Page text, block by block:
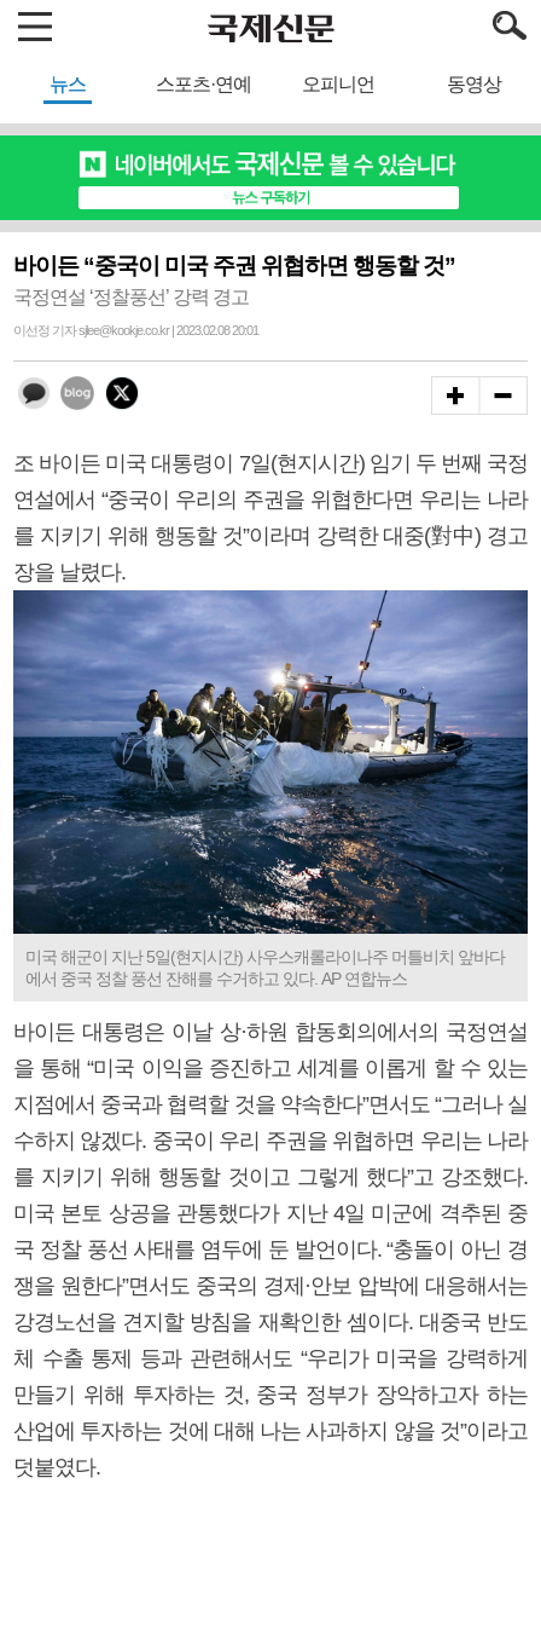
뉴스 스포츠·연예 오피니언 동영상
바이든 “중국이 미국 주권 위협하면 행동할 것”
국정연설 ‘정찰풍선’ 강력 경고
이선정 기자 sjlee@kookje.co.kr | 2023.02.08 20:01
조 바이든 미국 대통령이 7일(현지시간) 임기 두 번째 국정
연설에서 “중국이 우리의 주권을 위협한다면 우리는 나라
를 지키기 위해 행동할 것”이라며 강력한 대중(對中) 경고
장을 날렸다.
미국 해군이 지난 5일(현지시간) 사우스캐롤라이나주 머틀비치 앞바다
에서 중국 정찰 풍선 잔해를 수거하고 있다. AP 연합뉴스
바이든 대통령은 이날 상·하원 합동회의에서의 국정연설
을 통해 “미국 이익을 증진하고 세계를 이롭게 할 수 있는
지점에서 중국과 협력할 것을 약속한다”면서도 “그러나 실
수하지 않겠다. 중국이 우리 주권을 위협하면 우리는 나라
를 지키기 위해 행동할 것이고 그렇게 했다”고 강조했다.
미국 본토 상공을 관통했다가 지난 4일 미군에 격추된 중
국 정찰 풍선 사태를 염두에 둔 발언이다. “충돌이 아닌 경
쟁을 원한다”면서도 중국의 경제·안보 압박에 대응해서는
강경노선을 견지할 방침을 재확인한 셈이다. 대중국 반도
체 수출 통제 등과 관련해서도 “우리가 미국을 강력하게
만들기 위해 투자하는 것, 중국 정부가 장악하고자 하는
산업에 투자하는 것에 대해 나는 사과하지 않을 것”이라고
덧붙였다.